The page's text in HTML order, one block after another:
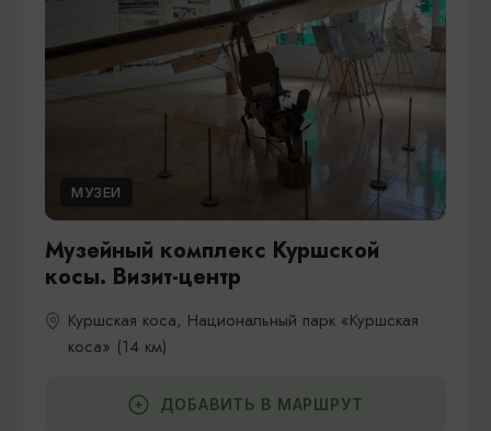
МУЗЕИ
Музейный комплекс Куршской
косы. Визит-центр
Куршская коса, Национальный парк «Куршская
коса» (14 км)
ДОБАВИТЬ В МАРШРУТ